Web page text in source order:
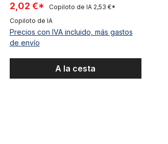
2,02 €* Copiloto de IA 2,53 €*
Copiloto de IA
Precios con IVA incluido, más gastos
de envío
A la cesta